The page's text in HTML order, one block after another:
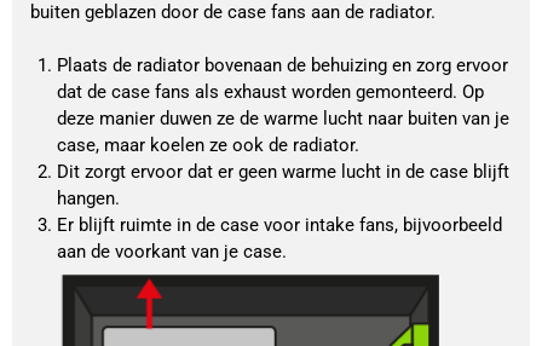
buiten geblazen door de case fans aan de radiator.
Plaats de radiator bovenaan de behuizing en zorg ervoor
dat de case fans als exhaust worden gemonteerd. Op
deze manier duwen ze de warme lucht naar buiten van je
case, maar koelen ze ook de radiator.
Dit zorgt ervoor dat er geen warme lucht in de case blijft
hangen.
Er blijft ruimte in de case voor intake fans, bijvoorbeeld
aan de voorkant van je case.